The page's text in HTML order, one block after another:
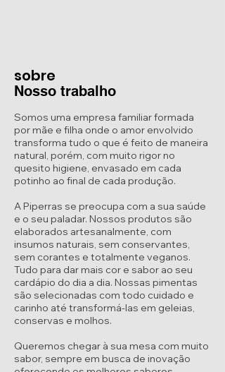
Nosso trabalho
sobre
Somos uma empresa familiar formada
por mãe e filha onde o amor envolvido
transforma tudo o que é feito de maneira
natural, porém, com muito rigor no
quesito higiene, envasado em cada
potinho ao final de cada produção.
A Piperras se preocupa com a sua saúde
e o seu paladar. Nossos produtos são
elaborados artesanalmente, com
insumos naturais, sem conservantes,
sem corantes e totalmente veganos.
Tudo para dar mais cor e sabor ao seu
cardápio do dia a dia. Nossas pimentas
são selecionadas com todo cuidado e
carinho até transformá-las em geleias,
conservas e molhos.
Queremos chegar à sua mesa com muito
sabor, sempre em busca de inovação